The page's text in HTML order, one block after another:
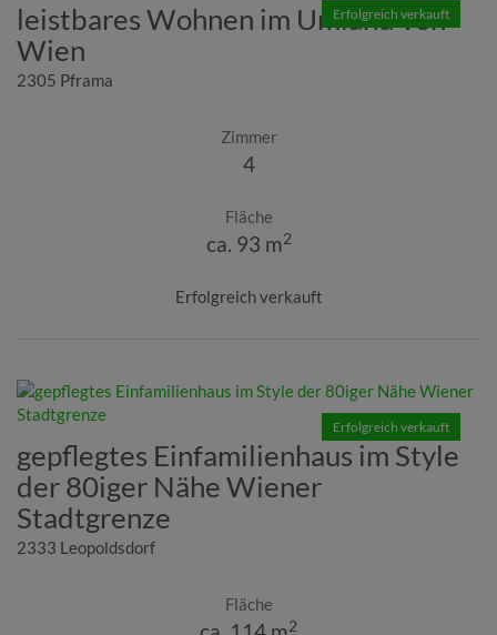
Erfolgreich verkauft
leistbares Wohnen im Umland von
Wien
2305 Pframa
Zimmer
4
Fläche
ca. 93 m2
Erfolgreich verkauft
Erfolgreich verkauft
gepflegtes Einfamilienhaus im Style
der 80iger Nähe Wiener
Stadtgrenze
2333 Leopoldsdorf
Fläche
2